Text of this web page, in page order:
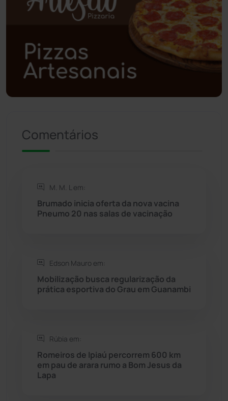
Poções (182)
(59)
Polícia Militar (27)
Rio do Antônio
Saúde
Seabra (51)
Sítio do Mato
Sudoeste Baiano (1530)
Comentários
M. M. L em:
Brumado inicia oferta da nova vacina
Pneumo 20 nas salas de vacinação
Edson Mauro em:
Mobilização busca regularização da
prática esportiva do Grau em Guanambi
Rúbia em:
Romeiros de Ipiaú percorrem 600 km
em pau de arara rumo a Bom Jesus da
Lapa